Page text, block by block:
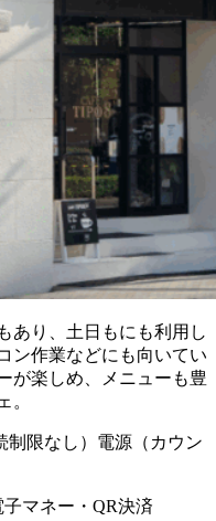
あり、土日もにも利用し
ン作業などにも向いてい
が楽しめ、メニューも豊
。
制限なし）電源（カウン
マネー・QR決済